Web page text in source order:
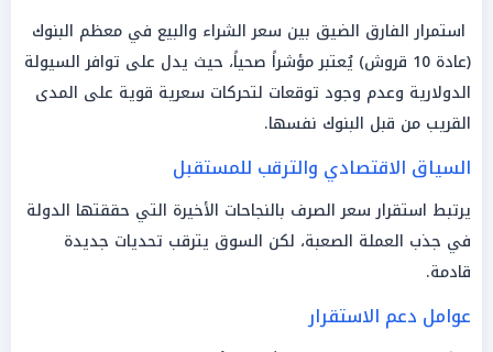
استمرار الفارق الضيق بين سعر الشراء والبيع في معظم البنوك
(عادة 10 قروش) يُعتبر مؤشراً صحياً، حيث يدل على توافر السيولة
الدولارية وعدم وجود توقعات لتحركات سعرية قوية على المدى
القريب من قبل البنوك نفسها.
السياق الاقتصادي والترقب للمستقبل
يرتبط استقرار سعر الصرف بالنجاحات الأخيرة التي حققتها الدولة
في جذب العملة الصعبة، لكن السوق يترقب تحديات جديدة
قادمة.
عوامل دعم الاستقرار